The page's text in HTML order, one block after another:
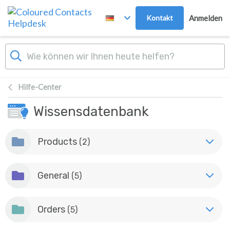
Zum Hauptinhalt springen
Kontakt Anmelden
Hilfe-Center
Wissensdatenbank
Products (2)
General (5)
Orders (5)